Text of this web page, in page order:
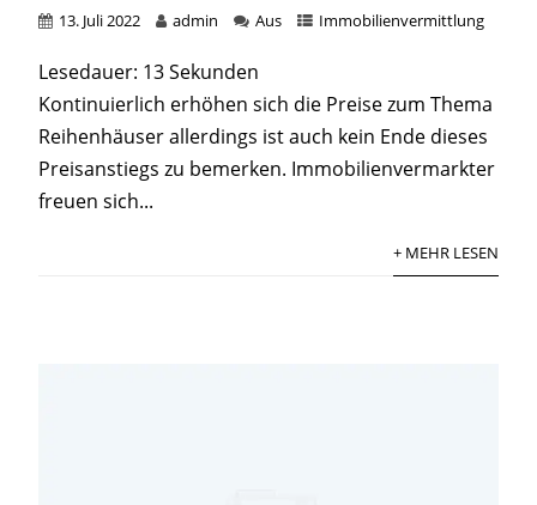
13. Juli 2022 admin Aus Immobilienvermittlung
Lesedauer: 13 Sekunden
Kontinuierlich erhöhen sich die Preise zum Thema
Reihenhäuser allerdings ist auch kein Ende dieses
Preisanstiegs zu bemerken. Immobilienvermarkter
freuen sich...
+ MEHR LESEN